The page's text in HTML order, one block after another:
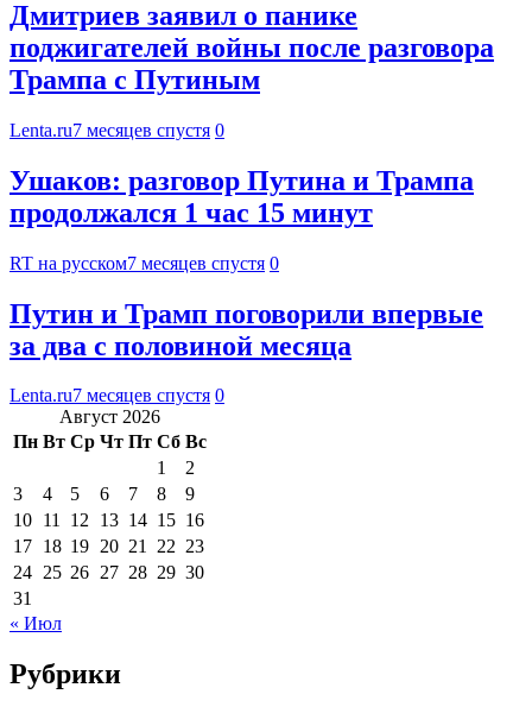
Дмитриев заявил о панике
поджигателей войны после разговора
Трампа с Путиным
Lenta.ru7 месяцев спустя 0
Ушаков: разговор Путина и Трампа
продолжался 1 час 15 минут
RT на русском7 месяцев спустя 0
Путин и Трамп поговорили впервые
за два с половиной месяца
Lenta.ru7 месяцев спустя 0
Август 2026
Пн Вт Ср Чт Пт Сб Вс
1
2
3
4 5 6 7 8
9
10 11 12 13 14 15 16
17 18 19 20 21 22 23
24 25 26 27 28 29 30
31
« Июл
Рубрики